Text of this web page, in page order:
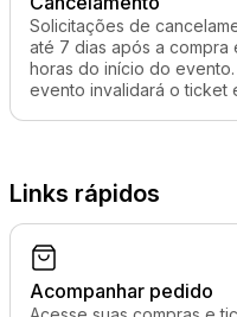
Solicitações de
até 7 dias após a
horas do início do
evento invalidará o ticket
Links rápidos
Acompanhar pedido